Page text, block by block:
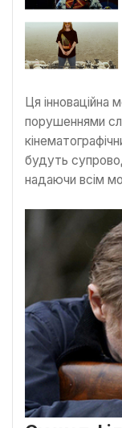
Ця інноваційна
порушеннями
будуть
надаючи всім